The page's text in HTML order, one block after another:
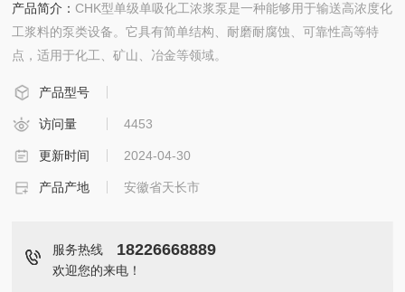
产品简介：CHK型单级单吸化工浓浆泵是一种能够用于输送高浓度化
工浆料的泵类设备。它具有简单结构、耐磨耐腐蚀、可靠性高等特
点，适用于化工、矿山、冶金等领域。
产品型号
访问量 4453
更新时间 2024-04-30
产品产地 安徽省天长市
服务热线 18226668889
欢迎您的来电！